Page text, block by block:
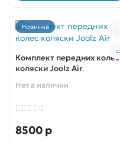
Новинка
Комплект передних колес
коляски Joolz Air
Нет в наличии
8500 р